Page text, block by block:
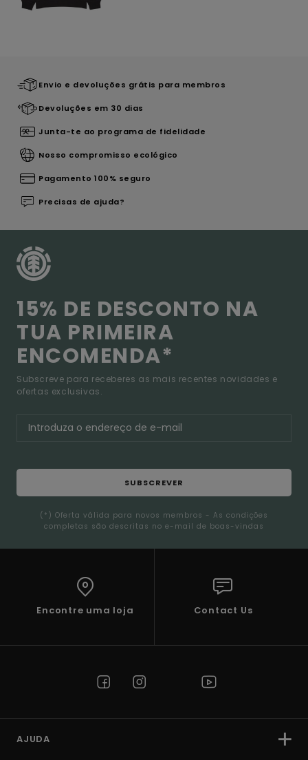
Envio e devoluções grátis para membros
Devoluções em 30 dias
Junta-te ao programa de fidelidade
Nosso compromisso ecológico
Pagamento 100% seguro
Precisas de ajuda?
15% DE DESCONTO NA
TUA PRIMEIRA
ENCOMENDA*
Subscreve para receberes as mais recentes novidades e
ofertas exclusivas.
SUBSCREVER
(*) Oferta válida para novos membros - As condições
completas são descritas no e-mail de boas-vindas
Encontre uma loja Contact Us
AJUDA